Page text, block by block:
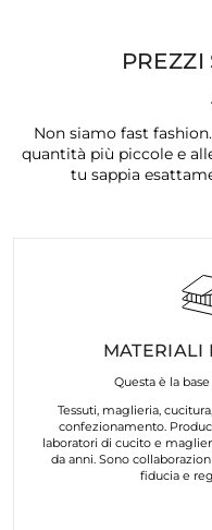
Non siamo fast
quantità più piccole e
tu sappia
MATERIALI
Questa è la
Tessuti, maglieria,
confezionamento.
laboratori di cucito e
da anni. Sono
fiducia e